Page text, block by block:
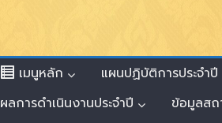
เมนูหลัก แผนปฏิบัติการประจำปี
ผลการดำเนินงานประจำปี
ข้อมูลส